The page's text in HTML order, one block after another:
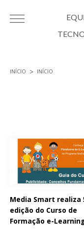
INÍCIO INÍCIO
Media Smart realiza
edição do Curso de
Formação e-
Páginas